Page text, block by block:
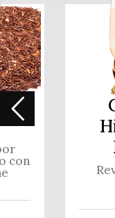
con